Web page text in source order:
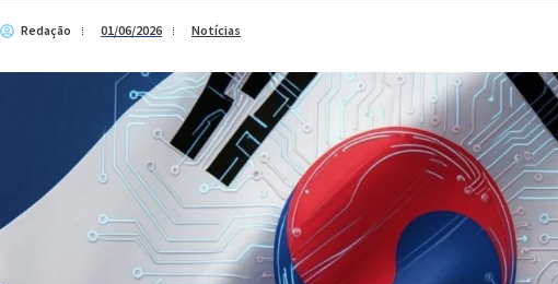
Redação 01/06/2026 Notícias